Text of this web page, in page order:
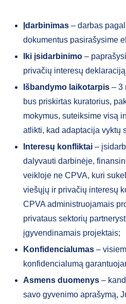
Įdarbinimas – darbas
dokumentus pasirašysime
Iki įsidarbinimo –
privačių interesų
Išbandymo laikotarpis – 3
bus priskirtas kuratorius,
mokymus, suteiksime visą
atlikti, kad adaptacija vyktų
Interesų konfliktai –
dalyvauti darbinėje,
veikloje ne CPVA, kuri
viešųjų ir privačių interesų
CPVA administruojamais
privataus sektorių
įgyvendinamais projektais;
Konfidencialumas –
konfidencialumą
Asmens duomenys –
savo gyvenimo aprašymą,